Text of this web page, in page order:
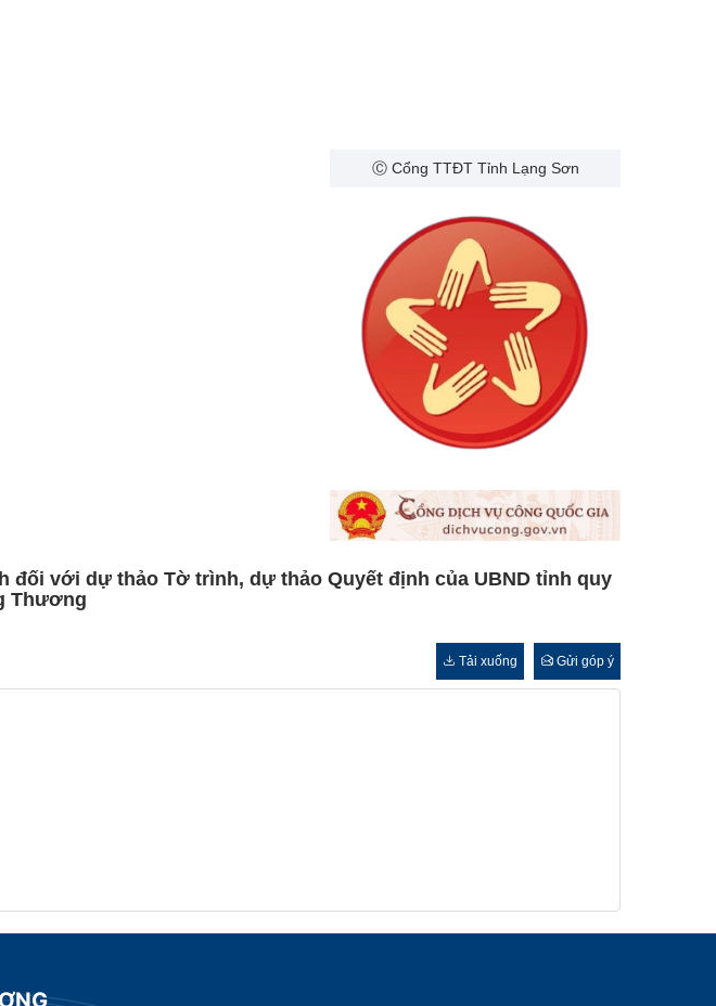
Ⓒ Cổng TTĐT Tỉnh Lạng Sơn
đối với dự thảo Tờ trình, dự thảo Quyết định của UBND tỉnh quy
Thương
Tải xuống Gửi góp ý